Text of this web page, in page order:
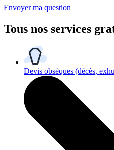
Envoyer ma question
Tous nos services
Devis obsèques (décès,